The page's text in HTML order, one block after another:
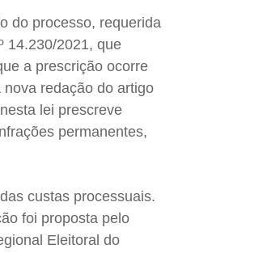
do processo, requerida
14.230/2021, que
a prescrição ocorre
redação do artigo
lei prescreve
permanentes,
custas processuais.
foi proposta pelo
Eleitoral do